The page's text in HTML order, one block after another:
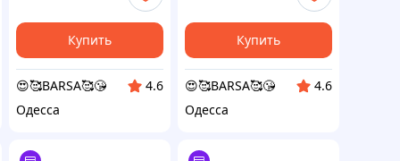
Купить
😍🥰BARSA🥰😘
4.6
Одесса
Купить
😍🥰BARSA🥰😘
4.6
Одесса